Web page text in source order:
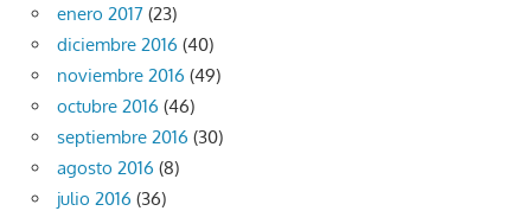
enero 2017 (23)
diciembre 2016 (40)
noviembre 2016 (49)
octubre 2016 (46)
septiembre 2016 (30)
agosto 2016 (8)
julio 2016 (36)